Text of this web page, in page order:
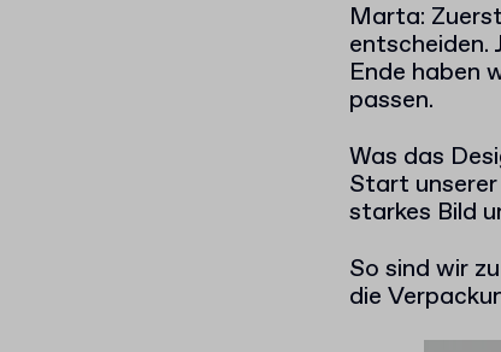
Marta:
entscheiden.
Ende haben
passen.
Was das
Start
starkes Bild
So sind wir
die